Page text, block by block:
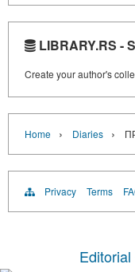
LIBRARY.RS -
Create your author's
Home › Diaries ›
Privacy Terms